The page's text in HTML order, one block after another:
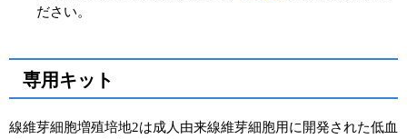
ださい。
専用キット
線維芽細胞増殖培地2は成人由来線維芽細胞用に開発された低血